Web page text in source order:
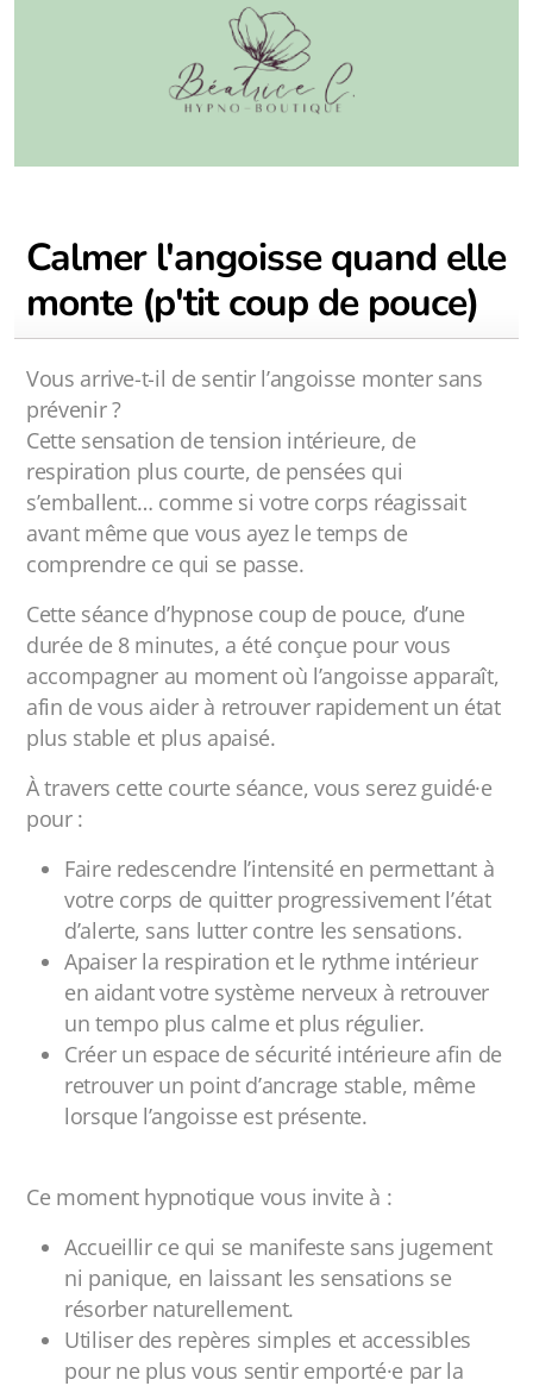
Calmer l'angoisse quand elle
monte (p'tit coup de pouce)
Vous arrive-t-il de sentir l’angoisse monter sans
prévenir ?
Cette sensation de tension intérieure, de
respiration plus courte, de pensées qui
s’emballent… comme si votre corps réagissait
avant même que vous ayez le temps de
comprendre ce qui se passe.
Cette séance d’hypnose coup de pouce, d’une
durée de 8 minutes, a été conçue pour vous
accompagner au moment où l’angoisse apparaît,
afin de vous aider à retrouver rapidement un état
plus stable et plus apaisé.
À travers cette courte séance, vous serez guidé·e
pour :
Faire redescendre l’intensité en permettant à
votre corps de quitter progressivement l’état
d’alerte, sans lutter contre les sensations.
Apaiser la respiration et le rythme intérieur
en aidant votre système nerveux à retrouver
un tempo plus calme et plus régulier.
Créer un espace de sécurité intérieure afin de
retrouver un point d’ancrage stable, même
lorsque l’angoisse est présente.
Ce moment hypnotique vous invite à :
Accueillir ce qui se manifeste sans jugement
ni panique, en laissant les sensations se
résorber naturellement.
Utiliser des repères simples et accessibles
pour ne plus vous sentir emporté·e par la